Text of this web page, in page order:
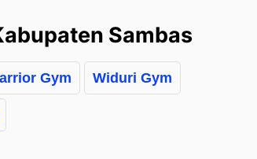
Sambas
Gym Widuri Gym